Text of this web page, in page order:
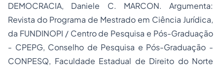
DEMOCRACIA, Daniele C. MARCON. Argumenta:
Revista do Programa de Mestrado em Ciência Jurídica,
da FUNDINOPI / Centro de Pesquisa e Pós-Graduação
- CPEPG, Conselho de Pesquisa e Pós-Graduação -
CONPESQ, Faculdade Estadual de Direito do Norte